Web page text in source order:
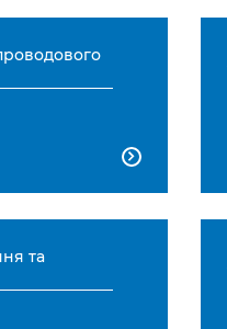

та